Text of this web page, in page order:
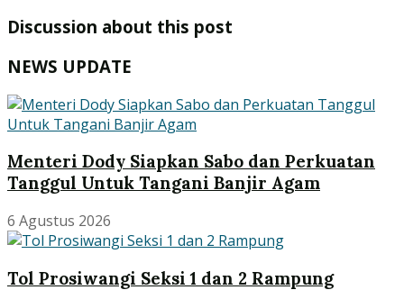
Discussion about this post
NEWS UPDATE
Menteri Dody Siapkan Sabo dan Perkuatan
Tanggul Untuk Tangani Banjir Agam
6 Agustus 2026
Tol Prosiwangi Seksi 1 dan 2 Rampung